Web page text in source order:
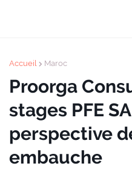
Accueil Maroc
Proorga
stages PFE
perspective
embauche